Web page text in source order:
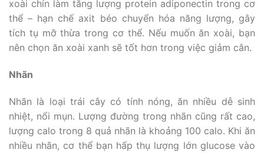
xoài chín làm tăng lượng protein adiponectin trong cơ
thể – hạn chế axit béo chuyển hóa năng lượng, gây
tích tụ mỡ thừa trong cơ thể. Nếu muốn ăn xoài, bạn
nên chọn ăn xoài xanh sẽ tốt hơn trong việc giảm cân.
Nhãn
Nhãn là loại trái cây có tính nóng, ăn nhiều dễ sinh
nhiệt, nổi mụn. Lượng đường trong nhãn cũng rất cao,
lượng calo trong 8 quả nhãn là khoảng 100 calo. Khi ăn
nhiều nhãn, cơ thể bạn hấp thụ lượng lớn glucose vào